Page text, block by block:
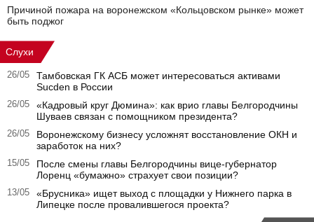
Причиной пожара на воронежском «Кольцовском рынке» может
быть поджог
Слухи
26/05
Тамбовская ГК АСБ может интересоваться активами
Sucden в России
26/05
«Кадровый круг Дюмина»: как врио главы Белгородчины
Шуваев связан с помощником президента?
26/05
Воронежскому бизнесу усложнят восстановление ОКН и
заработок на них?
15/05
После смены главы Белгородчины вице-губернатор
Лоренц «бумажно» страхует свои позиции?
13/05
«Брусника» ищет выход с площадки у Нижнего парка в
Липецке после провалившегося проекта?